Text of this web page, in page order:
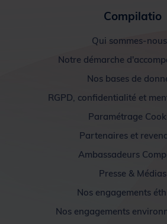
Compilatio
Qui sommes-
Notre démarche
Nos bases de
RGPD, confidentialité et
Paramétrage
Partenaires et
Ambassadeurs
Presse & Médias
Nos engagements
Nos engagements